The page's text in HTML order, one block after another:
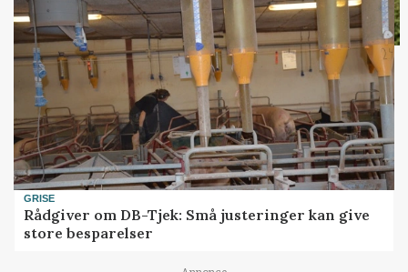
GRISE
Rådgiver om DB-Tjek: Små justeringer kan give
store besparelser